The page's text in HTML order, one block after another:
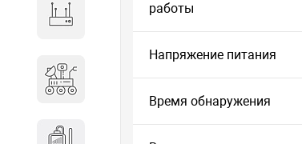
Сетевое оборудование
работы
Напряжение питания
Время обнаружения